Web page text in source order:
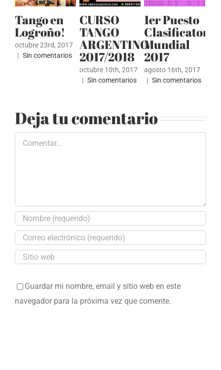
Tango en
Logroño!
octubre 23rd, 2017
| Sin comentarios
CURSO
TANGO
ARGENTINO
2017/2018
octubre 10th, 2017
| Sin comentarios
1er Puesto
Mundial
2017
agosto 16th, 2017
| Sin comentarios
Deja tu comentario
Comentar
Guardar mi nombre, email y sitio web en este
navegador para la próxima vez que comente.